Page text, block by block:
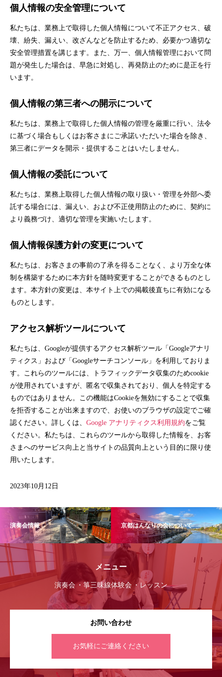
個人情報の安全管理について
私たちは、業務上で取得した個人情報について不正アクセス、破
壊、紛失、漏えい、改ざんなどを防止するため、必要かつ適切な
安全管理措置を講じます。また、万一、個人情報管理において問
題が発生した場合は、早急に対処し、再発防止のために是正を行
います。
個人情報の第三者への開示について
私たちは、業務上で取得した個人情報の管理を厳重に行い、法令
に基づく場合もしくはお客さまにご承諾いただいた場合を除き、
第三者にデータを開示・提供することはいたしません。
個人情報の委託について
私たちは、業務上取得した個人情報の取り扱い・管理を外部へ委
託する場合には、漏えい、および不正使用防止のために、契約に
より義務づけ、適切な管理を実施いたします。
個人情報保護方針の変更について
私たちは、お客さまの事前の了承を得ることなく、より万全な体
制を構築するために本方針を随時変更することができるものとし
ます。本方針の変更は、本サイト上での掲載後直ちに有効になる
ものとします。
アクセス解析ツールについて
私たちは、Googleが提供するアクセス解析ツール「Googleアナリ
ティクス」および「Googleサーチコンソール」を利用しておりま
す。これらのツールには、トラフィックデータ収集のためcookie
が使用されていますが、匿名で収集されており、個人を特定する
ものではありません。この機能はCookieを無効にすることで収集
を拒否することが出来ますので、お使いのブラウザの設定でご確
認ください。詳しくは、 Google アナリティクス利用規約をご覧
ください。私たちは、これらのツールから取得した情報を、お客
さまへのサービス向上と当サイトの品質向上という目的に限り使
用いたします。
2023年10月12日
演奏会情報 京都はんなりの会について
メニュー
演奏会 箏三味線体験会 レッスン
お問い合わせ
お気軽にご連絡ください